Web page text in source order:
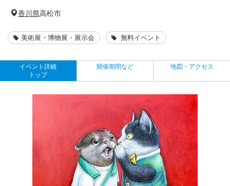
香川県高松市
美術展・博物展・展示会 無料イベント
イベント詳細
トップ
開催期間など 地図・アクセス